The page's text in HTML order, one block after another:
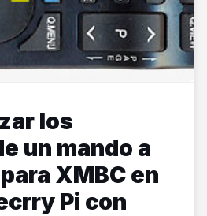
los
un mando a
XMBC en
Pi con